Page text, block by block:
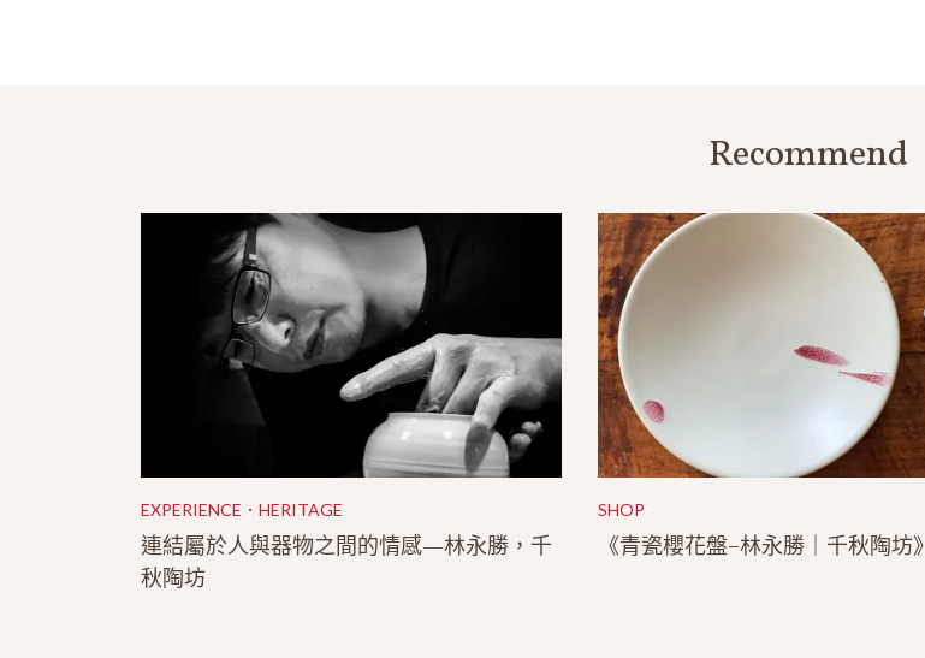
Recommend
EXPERIENCE．HERITAGE
連結屬於人與器物之間的情感—林永勝，千
秋陶坊
SHOP
《青瓷櫻花盤–林永勝｜千秋陶坊》